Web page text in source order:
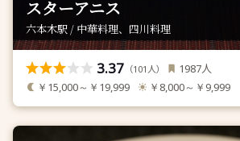
スターアニス
六本木駅 / 中華料理、四川料理
3.37 （101 人） 1987人
￥15,000～￥19,999 ￥8,000～￥9,999